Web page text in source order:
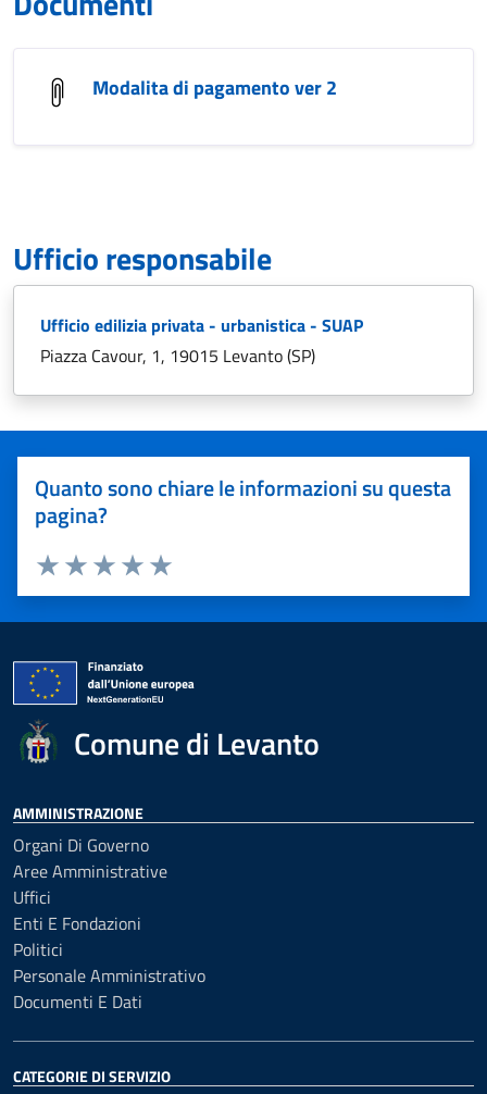
Modalita di pagamento ver 2
Ufficio responsabile
Ufficio edilizia privata - urbanistica - SUAP
Piazza Cavour, 1, 19015 Levanto (SP)
Quanto sono chiare le informazioni su questa
pagina?
Valuta 5 stelle su 5
Valuta 4 stelle su 5
Valuta 3 stelle su 5
Valuta 2 stelle su 5
Valuta 1 stelle su 5
Comune di Levanto
AMMINISTRAZIONE
Organi Di Governo
Aree Amministrative
Uffici
Enti E Fondazioni
Politici
Personale Amministrativo
Documenti E Dati
CATEGORIE DI SERVIZIO